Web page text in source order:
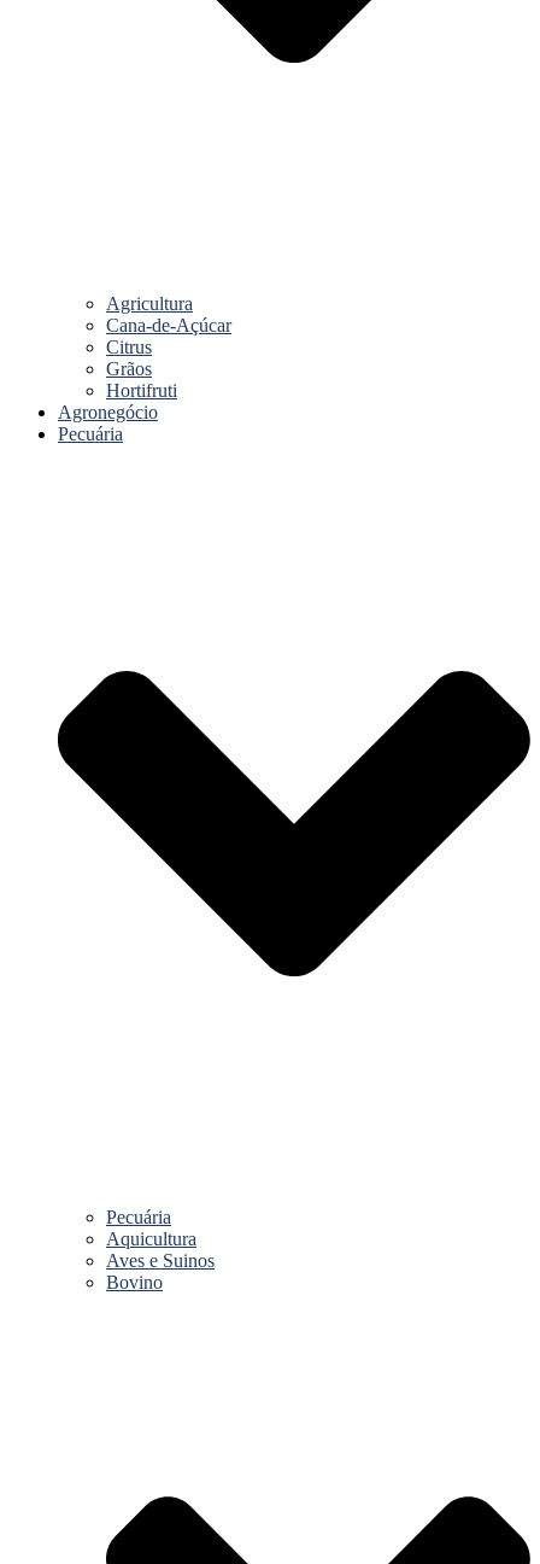
Agricultura
Cana-de-Açúcar
Citrus
Grãos
Hortifruti
Agronegócio
Pecuária
Pecuária
Aquicultura
Aves e Suinos
Bovino